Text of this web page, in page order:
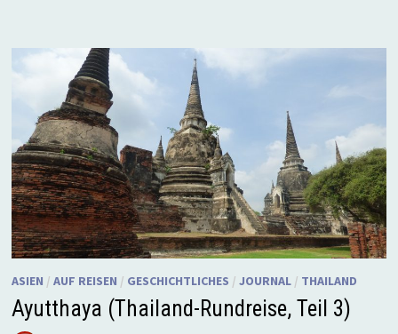
ASIEN / AUF REISEN / GESCHICHTLICHES / JOURNAL/ THAILAND
Ayutthaya (Thailand-Rundreise, Teil 3)